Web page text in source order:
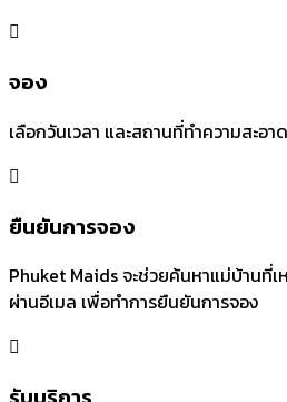
จอง
เลือกวันเวลา และสถานที่ทำความสะอาด
ยืนยันการจอง
Phuket Maids จะช่วยค้นหาแม่บ้านที่
ผ่านอีเมล เพื่อทำการยืนยันการจอง